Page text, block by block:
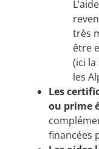
très
être
(ici la
les
Les
ou prime
financées